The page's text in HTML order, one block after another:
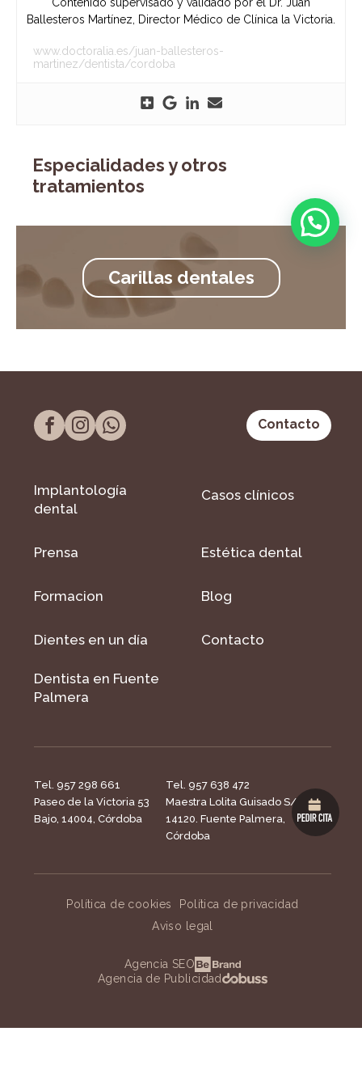
Ballesteros Martínez, Director Médico de Clínica la Victoria.
www.doctoralia.es/juan-ballesteros-
martinez/dentista/cordoba
Especialidades y otros
tratamientos
Carillas dentales
Contacto
Implantología
dental
Casos clínicos
Prensa Estética dental
Formacion Blog
Dientes en un día Contacto
Dentista en Fuente
Palmera
Tel. 957 298 661
Paseo de la Victoria 53
Bajo, 14004, Córdoba
Tel. 957 638 472
Maestra Lolita Guisado S/N,
14120. Fuente Palmera,
Córdoba
Política de cookies
Política de privacidad
Aviso legal
Agencia SEO
Agencia de Publicidad